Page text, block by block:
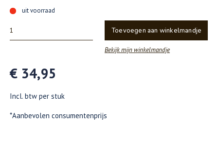
uit voorraad
Toevoegen aan winkelmandje
Bekijk mijn winkelmandje
€ 34,95
Incl. btw per stuk
*Aanbevolen consumentenprijs